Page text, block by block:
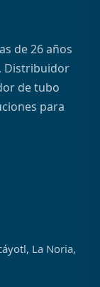
de 26 años
Distribuidor
de tubo
para
La Noria,